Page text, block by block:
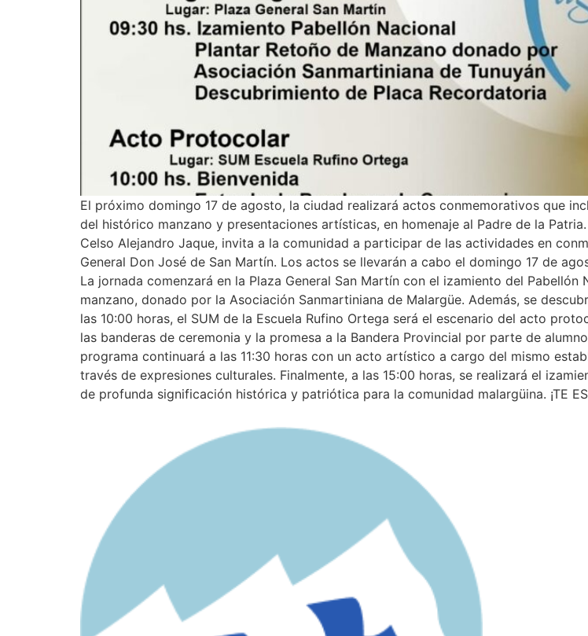
El próximo domingo 17 de agosto, la ciudad realizará actos conmemorativos que
del histórico manzano y presentaciones artísticas, en homenaje al Padre de la
Celso Alejandro Jaque, invita a la comunidad a participar de las actividades en
General Don José de San Martín. Los actos se llevarán a cabo el domingo 17 de
La jornada comenzará en la Plaza General San Martín con el izamiento del
manzano, donado por la Asociación Sanmartiniana de Malargüe. Además, se
las 10:00 horas, el SUM de la Escuela Rufino Ortega será el escenario del acto
las banderas de ceremonia y la promesa a la Bandera Provincial por parte de
programa continuará a las 11:30 horas con un acto artístico a cargo del mismo
través de expresiones culturales. Finalmente, a las 15:00 horas, se realizará el
de profunda significación histórica y patriótica para la comunidad malargüina. ¡TE